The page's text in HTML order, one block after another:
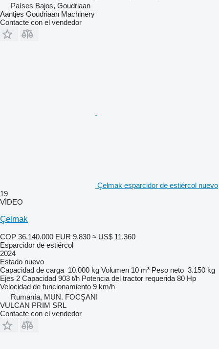
Países Bajos, Goudriaan
Aantjes Goudriaan Machinery
Contacte con el vendedor
Çelmak esparcidor de estiércol nuevo
19
VÍDEO
Çelmak
COP 36.140.000 EUR 9.830 ≈ US$ 11.360
Esparcidor de estiércol
2024
Estado nuevo
Capacidad de carga 10.000 kg Volumen 10 m³ Peso neto 3.150 kg
Ejes 2 Capacidad 903 t/h Potencia del tractor requerida 80 Hp
Velocidad de funcionamiento 9 km/h
Rumanía, MUN. FOCŞANI
VULCAN PRIM SRL
Contacte con el vendedor